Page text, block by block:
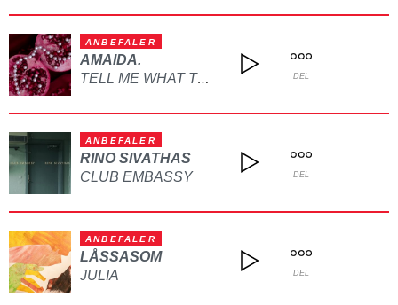
ANBEFALER
AMAIDA.
TELL ME WHAT TO DO DEL
ANBEFALER
RINO SIVATHAS
CLUB EMBASSY
DEL
ANBEFALER
LÅSSASOM
JULIA
DEL